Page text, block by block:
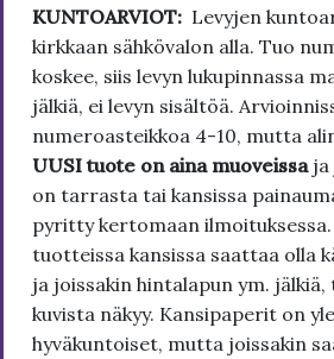
KUNTOARVIOT: Levyjen
kirkkaan sähkövalon alla. Tuo
koskee, siis levyn lukupinnassa
jälkiä, ei levyn sisältöä.
numeroasteikkoa 4-10, mutta
UUSI tuote on aina muoveissa ja
on tarrasta tai kansissa
pyritty kertomaan
tuotteissa kansissa saattaa olla
ja joissakin hintalapun ym.
kuvista näkyy. Kansipaperit on
hyväkuntoiset, mutta joissakin